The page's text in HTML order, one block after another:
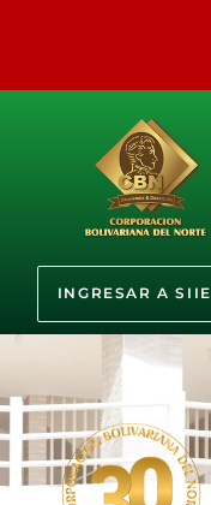
INGRESAR A SIIE